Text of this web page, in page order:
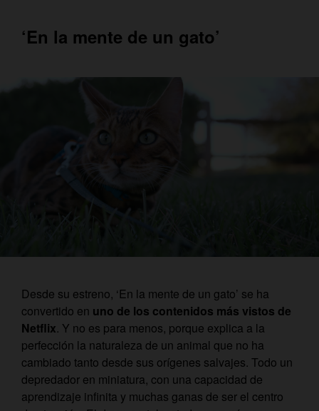
‘En la mente de un gato’
Desde su estreno, ‘En la mente de un gato’ se ha
convertido en uno de los contenidos más vistos de
Netflix. Y no es para menos, porque explica a la
perfección la naturaleza de un animal que no ha
cambiado tanto desde sus orígenes salvajes. Todo un
depredador en miniatura, con una capacidad de
aprendizaje infinita y muchas ganas de ser el centro